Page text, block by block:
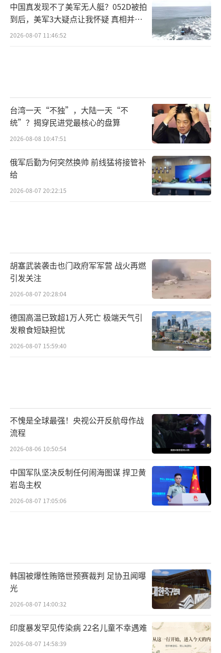
中国真发现不了美军无人艇？052D被拍
到后，美军3大疑点让我怀疑 真相并非
如此
2026-08-07 11:46:52
台湾一天“不独”，大陆一天“不
统”？揭穿民进党最核心的盘算
2026-08-08 10:47:51
俄军后勤为何突然换帅 前线猛将接管补
给
2026-08-07 20:22:15
胡塞武装袭击也门政府军军营 战火再燃
引发关注
2026-08-07 20:28:04
德国高温已致超1万人死亡 极端天气引
发粮食短缺担忧
2026-08-07 15:59:40
不愧是全球最强！央视公开反航母作战
流程
2026-08-06 10:50:54
中国军队坚决反制任何闹海图谋 捍卫黄
岩岛主权
2026-08-07 17:05:06
韩国被爆性贿赂世预赛裁判 足协丑闻曝
光
2026-08-07 14:00:32
印度暴发罕见传染病 22名儿童不幸遇难
2026-08-07 14:58:39